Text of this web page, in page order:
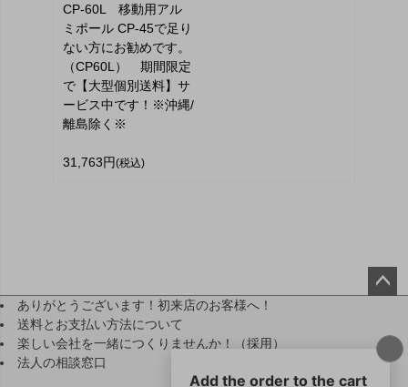
CP-60L 移動用アル
ミポール CP-45で足り
ない方にお勧めです。
（CP60L） 期間限定
で【大型個別送料】サ
ービス中です！※沖縄/
離島除く※
31,763円(税込)
ップ
へ
ありがとうございます！初来店のお客様へ！
送料とお支払い方法について
楽しい会社を一緒につくりませんか！（採用）
法人の相談窓口